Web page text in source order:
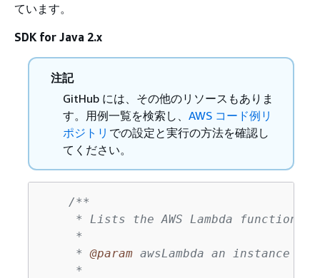
ています。
SDK for Java 2.x
注記
GitHub には、その他のリソースもありま
す。用例一覧を検索し、 AWS コード例リ
ポジトリ での設定と実行の方法を確認し
てください。
/**
* Lists the AWS Lambda functions
     *
     *
@param awsLambda an instance
     *